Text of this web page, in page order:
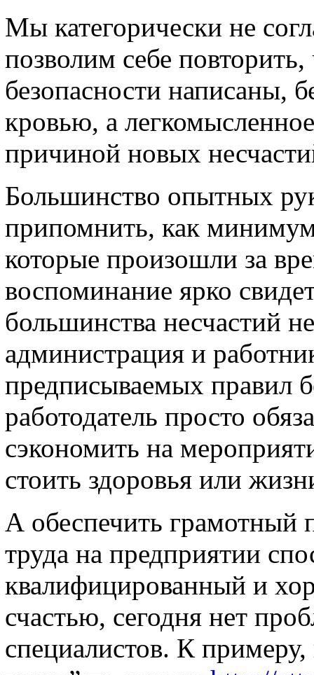
Мы категорически не
позволим себе
безопасности написаны,
кровью, а
причиной новых
Большинство опытных
припомнить, как
которые произошли за
воспоминание ярко
большинства несчастий
администрация и
предписываемых правил
работодатель просто
сэкономить на
стоить здоровья или
А обеспечить грамотный
труда на предприятии
квалифицированный и
счастью, сегодня нет
специалистов. К